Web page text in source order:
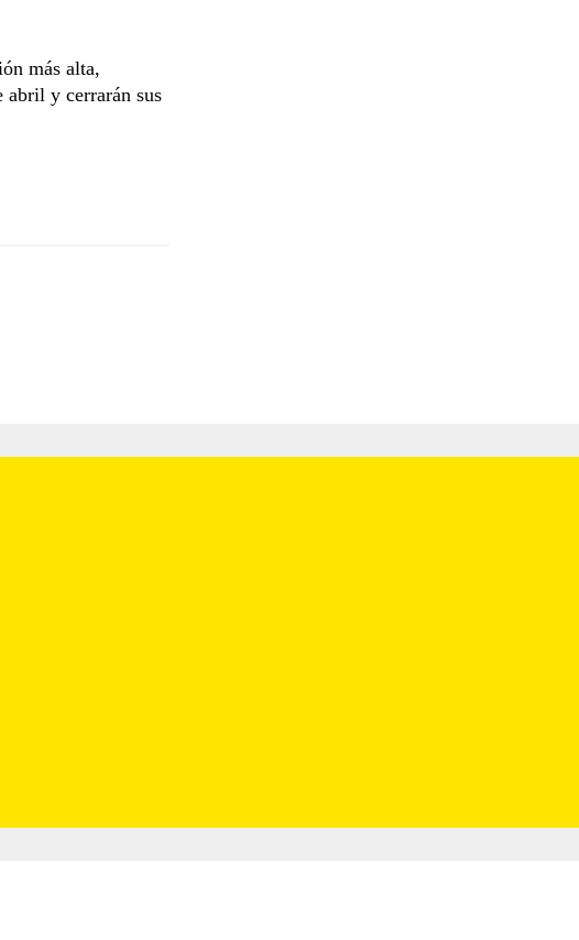
más alta,
abril y cerrarán sus